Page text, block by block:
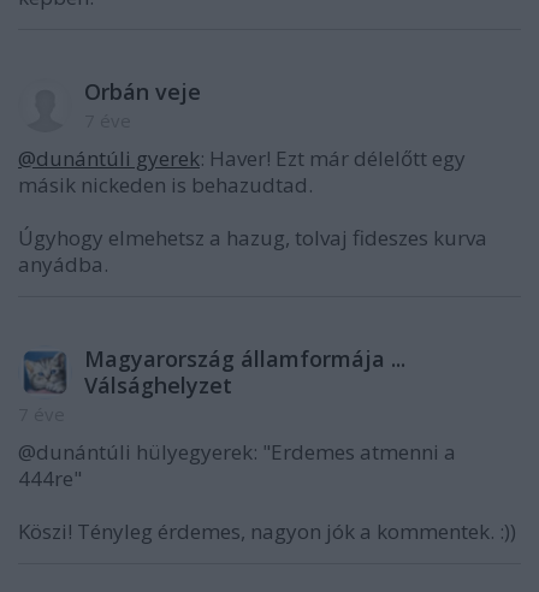
Orbán veje
@dunántúli gyerek: Haver! Ezt már délelőtt egy
másik nickeden is behazudtad.
Úgyhogy elmehetsz a hazug, tolvaj fideszes kurva
anyádba.
Magyarország államformája ...
Válsághelyzet
@dunántúli hülyegyerek: "Erdemes atmenni a
444re"
Köszi! Tényleg érdemes, nagyon jók a kommentek. :))